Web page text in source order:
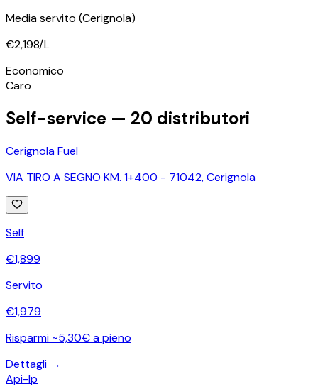
Media servito (Cerignola)
€2,198/L
Economico
Caro
Self-service — 20 distributori
Cerignola Fuel
VIA TIRO A SEGNO KM. 1+400 - 71042,Cerignola
Self
€1,899
Servito
€1,979
Risparmi ~5,30€ a pieno
Dettagli →
Api-Ip